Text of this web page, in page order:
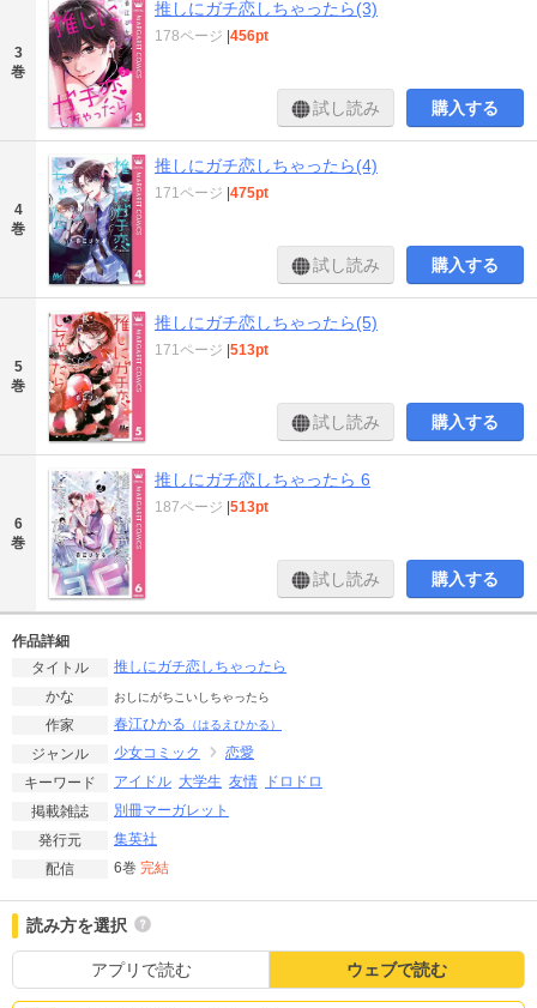
3
巻
推しにガチ恋しちゃったら(3)
178ページ 456pt
試し読み 購入する
4
巻
推しにガチ恋しちゃったら(4)
171ページ 475pt
試し読み 購入する
5
巻
推しにガチ恋しちゃったら(5)
171ページ 513pt
試し読み 購入する
6
巻
推しにガチ恋しちゃったら 6
187ページ 513pt
試し読み 購入する
作品詳細
タイトル
推しにガチ恋しちゃったら
かな
おしにがちこいしちゃったら
作家 春江ひかる （はるえひかる）
ジャンル 少女コミック
恋愛
キーワード
アイドル 大学生 友情
ドロドロ
掲載雑誌
別冊マーガレット
発行元
集英社
配信
6巻 完結
読み方を選択
アプリで読む ウェブで読む